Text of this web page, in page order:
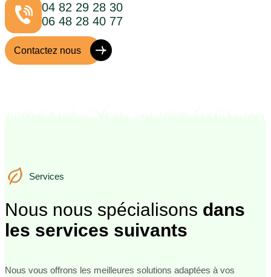
04 82 29 28 30
06 48 28 40 77
Contactez nous
Services
Services
Nous nous spécialisons dans
les services suivants
Nous vous offrons les meilleures solutions adaptées à vos